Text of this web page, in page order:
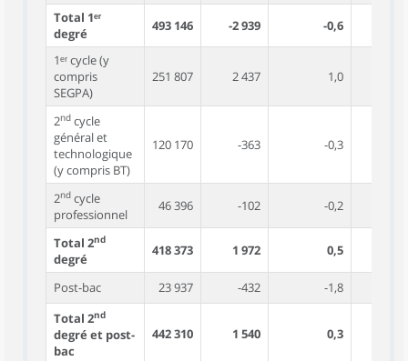
Total 1ᵉʳ
degré
493 146 -2 939 -0,6
1ᵉʳ cycle (y
compris
SEGPA)
251 807 2 437 1,0
2nd cycle
général et
technologique
(y compris BT)
120 170 -363 -0,3
2nd cycle
professionnel
46 396 -102 -0,2
Total 2nd
degré
418 373 1 972 0,5
Post-bac 23 937 -432 -1,8
Total 2nd
degré et post-
bac
442 310 1 540 0,3